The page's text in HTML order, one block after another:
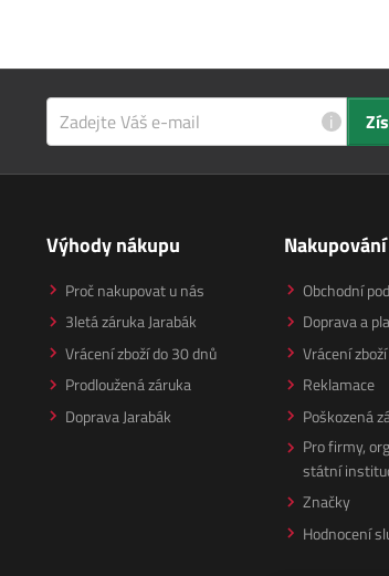
i
Výhody nákupu
Proč nakupovat u nás
3letá záruka Jarabák
Vrácení zboží do 30 dnů
Prodloužená záruka
Doprava Jarabák
Nakupování
Obchodní
Doprava a
Vrácení zboží
Reklamace
Poškozená
Pro firmy,
státní
Značky
Hodnocení